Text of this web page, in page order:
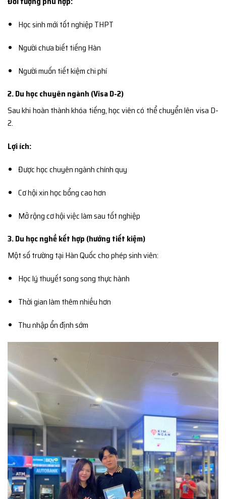
Học sinh mới tốt nghiệp THPT
Người chưa biết tiếng Hàn
Người muốn tiết kiệm chi phí
2. Du học chuyên ngành (Visa D-2)
Sau khi hoàn thành khóa tiếng, học viên có thể chuyển lên visa D-
2.
Lợi ích:
Được học chuyên ngành chính quy
Cơ hội xin học bổng cao hơn
Mở rộng cơ hội việc làm sau tốt nghiệp
3. Du học nghề kết hợp (hướng tiết kiệm)
Một số trường tại Hàn Quốc cho phép sinh viên:
Học lý thuyết song song thực hành
Thời gian làm thêm nhiều hơn
Thu nhập ổn định sớm